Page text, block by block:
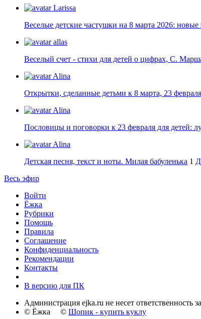
Larissa
Веселые детские частушки на 8 марта 2026:
allas
Веселый счет - стихи для детей о цифрах, С.
Alina
Открытки, сделанные детьми к 8 марта, 23
Alina
Пословицы и поговорки к 23 февраля для детей:
Alina
Детская песня, текст и ноты. Милая бабуленька 1
Весь эфир
Войти
Ёжка
Рубрики
Помощь
Правила
Соглашение
Конфиденциальность
Рекомендации
Контакты
В версию для ПК
Администрация ejka.ru не несет ответственность
© Ёжка © Шопик - купить куклу